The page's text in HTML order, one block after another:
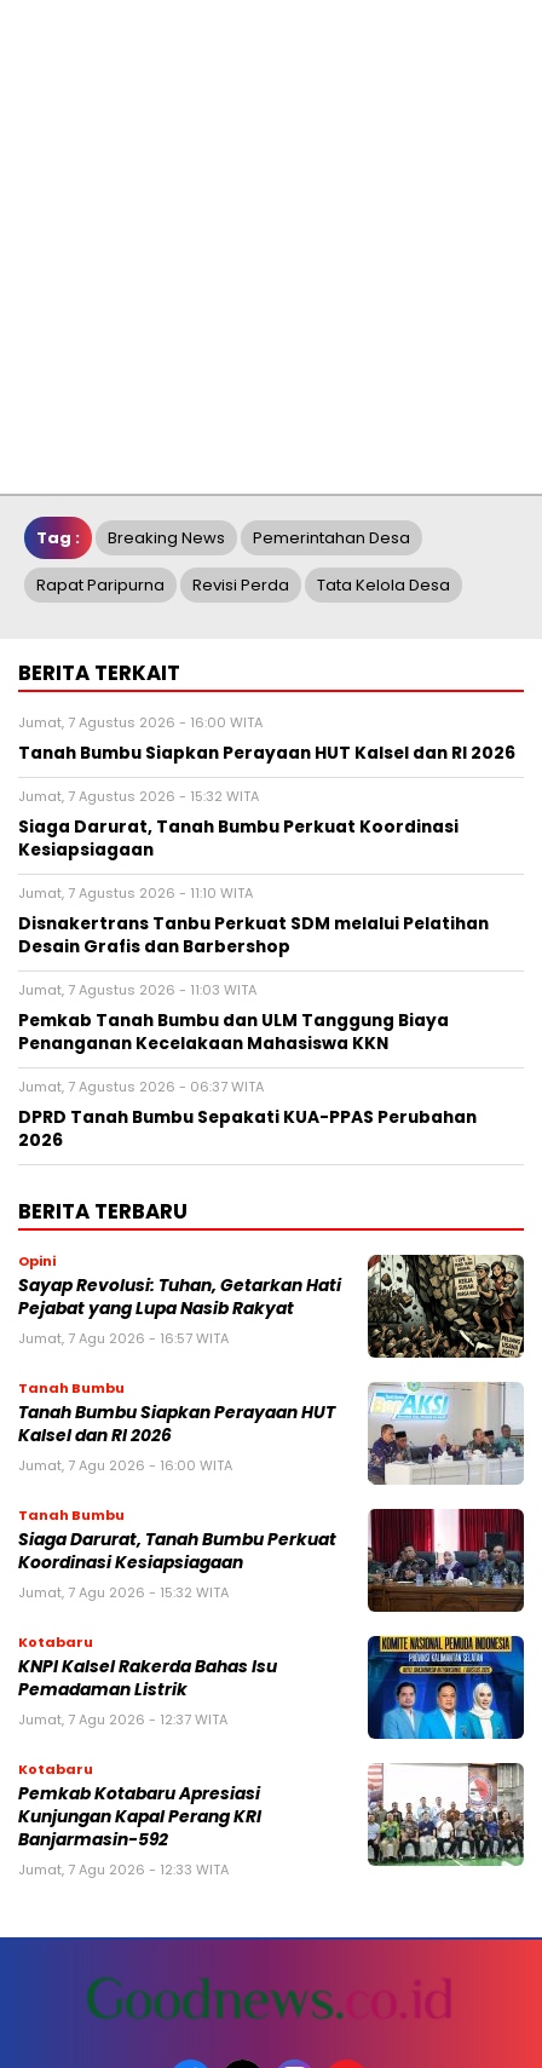
Tag : Breaking News Pemerintahan Desa
Rapat Paripurna Revisi Perda Tata Kelola Desa
BERITA TERKAIT
Jumat, 7 Agustus 2026 - 16:00 WITA
Tanah Bumbu Siapkan Perayaan HUT Kalsel dan RI 2026
Jumat, 7 Agustus 2026 - 15:32 WITA
Siaga Darurat, Tanah Bumbu Perkuat Koordinasi
Kesiapsiagaan
Jumat, 7 Agustus 2026 - 11:10 WITA
Disnakertrans Tanbu Perkuat SDM melalui Pelatihan
Desain Grafis dan Barbershop
Jumat, 7 Agustus 2026 - 11:03 WITA
Pemkab Tanah Bumbu dan ULM Tanggung Biaya
Penanganan Kecelakaan Mahasiswa KKN
Jumat, 7 Agustus 2026 - 06:37 WITA
DPRD Tanah Bumbu Sepakati KUA-PPAS Perubahan
2026
BERITA TERBARU
Opini
Sayap Revolusi: Tuhan, Getarkan Hati
Pejabat yang Lupa Nasib Rakyat
Jumat, 7 Agu 2026 - 16:57 WITA
Tanah Bumbu
Tanah Bumbu Siapkan Perayaan HUT
Kalsel dan RI 2026
Jumat, 7 Agu 2026 - 16:00 WITA
Tanah Bumbu
Siaga Darurat, Tanah Bumbu Perkuat
Koordinasi Kesiapsiagaan
Jumat, 7 Agu 2026 - 15:32 WITA
Kotabaru
KNPI Kalsel Rakerda Bahas Isu
Pemadaman Listrik
Jumat, 7 Agu 2026 - 12:37 WITA
Kotabaru
Pemkab Kotabaru Apresiasi
Kunjungan Kapal Perang KRI
Banjarmasin-592
Jumat, 7 Agu 2026 - 12:33 WITA